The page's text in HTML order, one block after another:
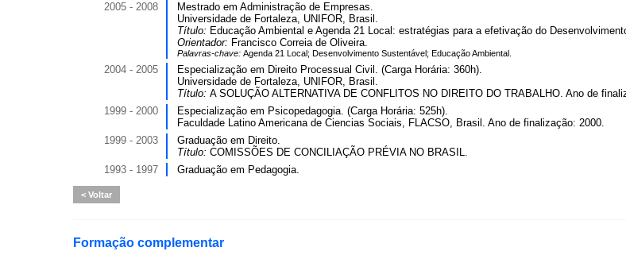
2005 - 2008
Mestrado em Administração de Empresas.
Universidade de Fortaleza, UNIFOR, Brasil.
Título: Educação Ambiental e Agenda 21 Local: estratégias para a efetivação do
Orientador: Francisco Correia de Oliveira.
Palavras-chave: Agenda 21 Local; Desenvolvimento Sustentável; Educação Ambiental.
2004 - 2005
Especialização em Direito Processual Civil. (Carga Horária: 360h).
Universidade de Fortaleza, UNIFOR, Brasil.
Título: A SOLUÇÃO ALTERNATIVA DE CONFLITOS NO DIREITO DO TRABALHO. Ano de
1999 - 2000
Especialização em Psicopedagogia. (Carga Horária: 525h).
Faculdade Latino Americana de Ciencias Sociais, FLACSO, Brasil. Ano de finalização: 2000.
1999 - 2003
Graduação em Direito.
Título: COMISSÕES DE CONCILIAÇÃO PRÉVIA NO BRASIL.
1993 - 1997
Graduação em Pedagogia.
Voltar
Formação complementar